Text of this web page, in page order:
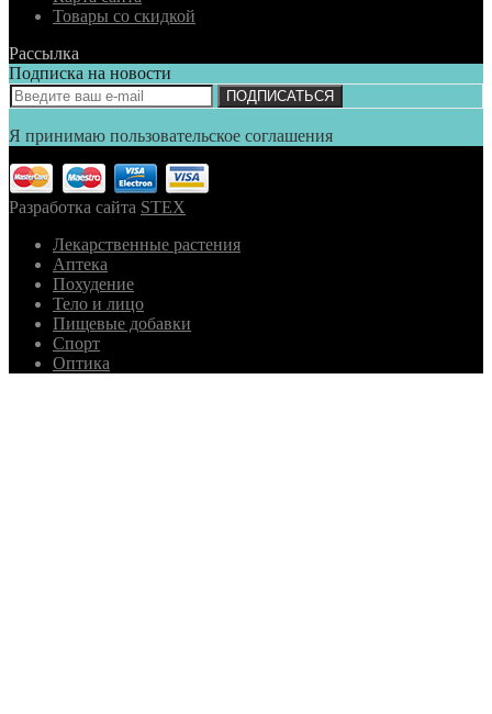
Товары со скидкой
Рассылка
Подписка на новости
ПОДПИСАТЬСЯ
Я принимаю пользовательское соглашения
Разработка сайта STEX
Лекарственные растения
Аптека
Похудение
Тело и лицо
Пищевые добавки
Спорт
Оптика